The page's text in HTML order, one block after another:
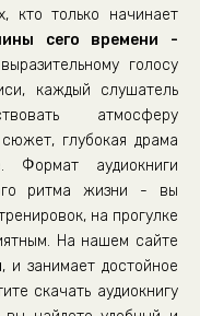
кто только начинает
сего времени -
голосу
каждый слушатель
атмосферу
глубокая драма
Формат аудиокниги
ритма жизни - вы
на прогулке
На нашем сайте
, и занимает достойное
скачать аудиокнигу